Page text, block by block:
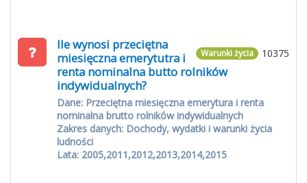
10375
Warunki życia
Ile wynosi przeciętna
miesięczna emerytutra i
renta nominalna butto rolników
indywidualnych?
Dane: Przeciętna miesięczna emerytura i renta
nominalna brutto rolników indywidualnych
Zakres danych: Dochody, wydatki i warunki życia
ludności
Lata: 2005,2011,2012,2013,2014,2015